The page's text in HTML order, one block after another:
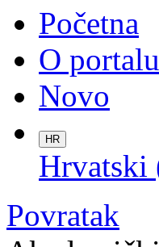
Početna
O portalu
Novo
HR
Hrvatski
Povratak